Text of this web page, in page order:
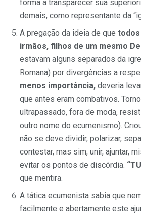
forma a transparecer sua
demais, como representante da
A pregação da ideia de que
irmãos, filhos de um mesmo
estavam alguns separados da
Romana) por divergências a
menos importância, deveria
que antes eram combativos.
ultrapassado, fora de moda,
outro nome do ecumenismo).
não se deve dividir, polarizar,
contestar, mas sim, unir, ajuntar,
evitar os pontos de discórdia.
que mentira.
A tática ecumenista sabia que
facilmente e abertamente este